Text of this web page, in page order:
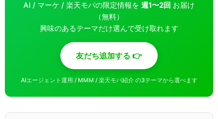
AI / マーケ / 楽天モバの限定情報を 週1〜2回 お届け
（無料）
興味のあるテーマだけ選んで受け取れます
友だち追加する 👉
AIエージェント運用 / MMM / 楽天モバ紹介 の3テーマから選べます